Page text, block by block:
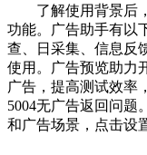
了解使用背景后
功能。广告助手有以
查、日采集、信息反
使用。广告预览助力
广告，提高测试效率
5004无广告返回问题
和广告场景，点击设